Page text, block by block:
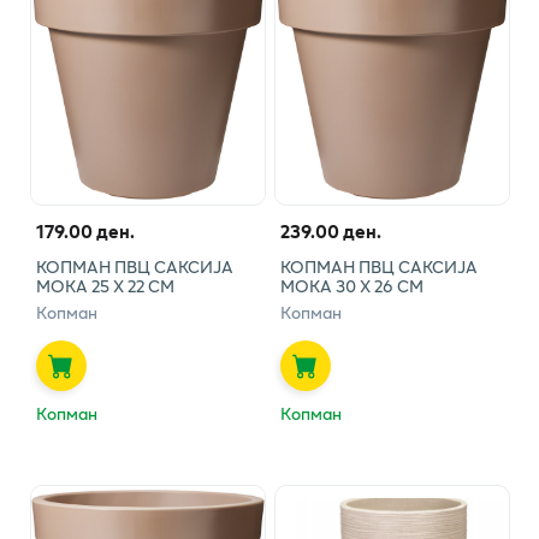
179.00 ден.
КОПМАН ПВЦ САКСИЈА
МОКА 25 X 22 CM
Копман
Копман
239.00 ден.
КОПМАН ПВЦ САКСИЈА
МОКА 30 X 26 CM
Копман
Копман